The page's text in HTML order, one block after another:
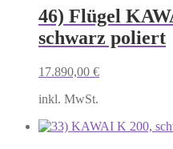
46) Flügel
schwarz poliert
17.890,00 €
inkl. MwSt.